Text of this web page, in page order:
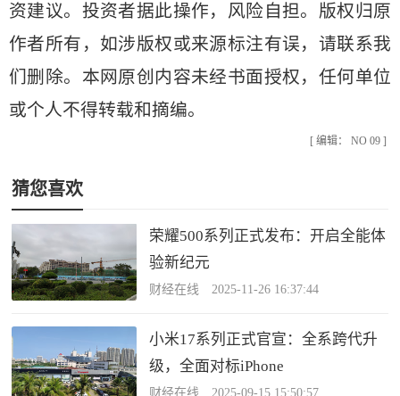
资建议。投资者据此操作，风险自担。版权归原
作者所有，如涉版权或来源标注有误，请联系我
们删除。本网原创内容未经书面授权，任何单位
或个人不得转载和摘编。
[ 编辑： NO 09 ]
猜您喜欢
荣耀500系列正式发布：开启全能体
验新纪元
财经在线 2025-11-26 16:37:44
小米17系列正式官宣：全系跨代升
级，全面对标iPhone
财经在线 2025-09-15 15:50:57